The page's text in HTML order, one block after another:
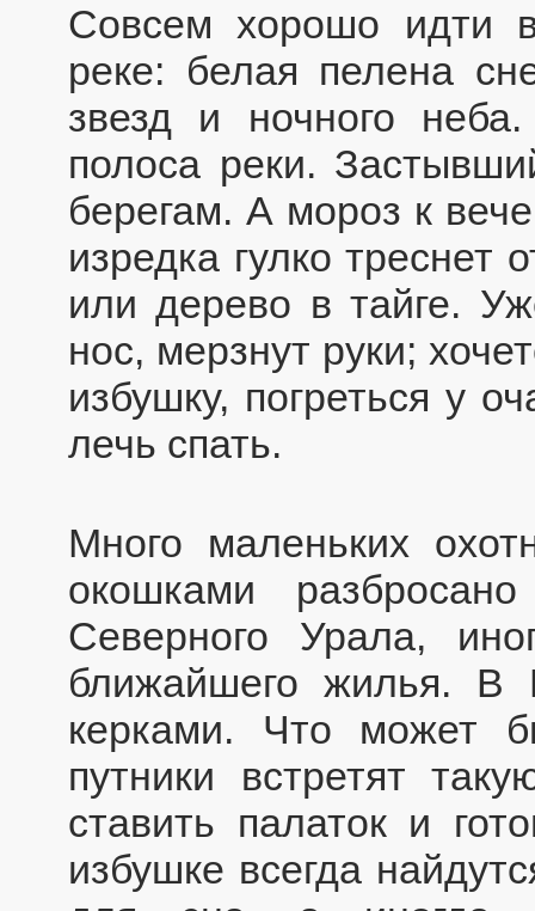
Совсем хорошо идти
реке: белая пелена
звезд и ночного
полоса реки.
берегам. А мороз к
изредка гулко треснет
или дерево в тайге.
нос, мерзнут руки;
избушку, погреться у
лечь спать.
Много маленьких
окошками
Северного Урала,
ближайшего жилья. В
керками. Что может
путники встретят
ставить палаток и
избушке всегда